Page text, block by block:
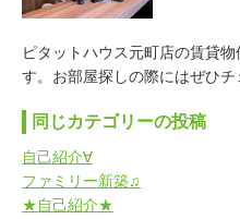
ピタットハウス元町店の賃貸物
す。お部屋探しの際にはぜひチ
同じカテゴリーの投稿
自己紹介∀
ファミリー新築♫
★自己紹介★